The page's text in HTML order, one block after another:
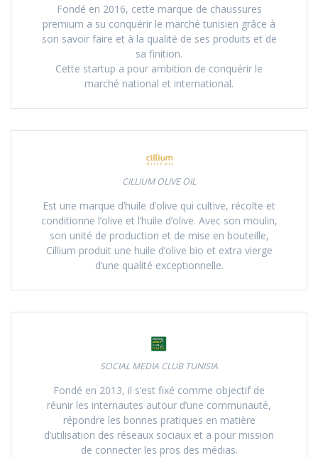
Fondé en 2016, cette marque de chaussures
premium a su conquérir le marché tunisien grâce à
son savoir faire et à la qualité de ses produits et de
sa finition.
Cette startup a pour ambition de conquérir le
marché national et international.
CILLIUM OLIVE OIL
Est une marque d’huile d’olive qui cultive, récolte et
conditionne l’olive et l’huile d’olive. Avec son moulin,
son unité de production et de mise en bouteille,
Cillium produit une huile d’olive bio et extra vierge
d’une qualité exceptionnelle.
SOCIAL MEDIA CLUB TUNISIA
Fondé en 2013, il s’est fixé comme objectif de
réunir les internautes autour d’une communauté,
répondre les bonnes pratiques en matière
d’utilisation des réseaux sociaux et a pour mission
de connecter les pros des médias.